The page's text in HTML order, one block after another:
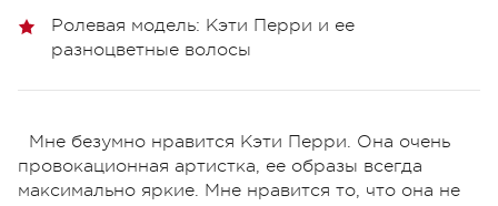
Ролевая модель: Кэти Перри и ее
разноцветные волосы
Мне безумно нравится Кэти Перри. Она очень
провокационная артистка, ее образы всегда
максимально яркие. Мне нравится то, что она не